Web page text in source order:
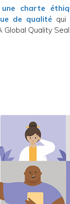
une charte
de qualité qui
Global Quality Seal.